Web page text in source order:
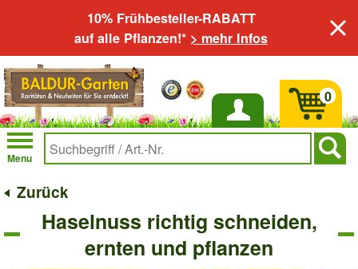
10% Frühbesteller-RABATT
auf alle Pflanzen!* > mehr Infos
Anmelden
Menu
0
Zurück
Haselnuss richtig schneiden,
ernten und pflanzen